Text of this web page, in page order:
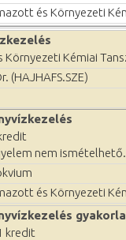
és Környezeti
Kémiai
(HAJHAFS.SZE)
nem ismételhető.
és Környezeti
kredit